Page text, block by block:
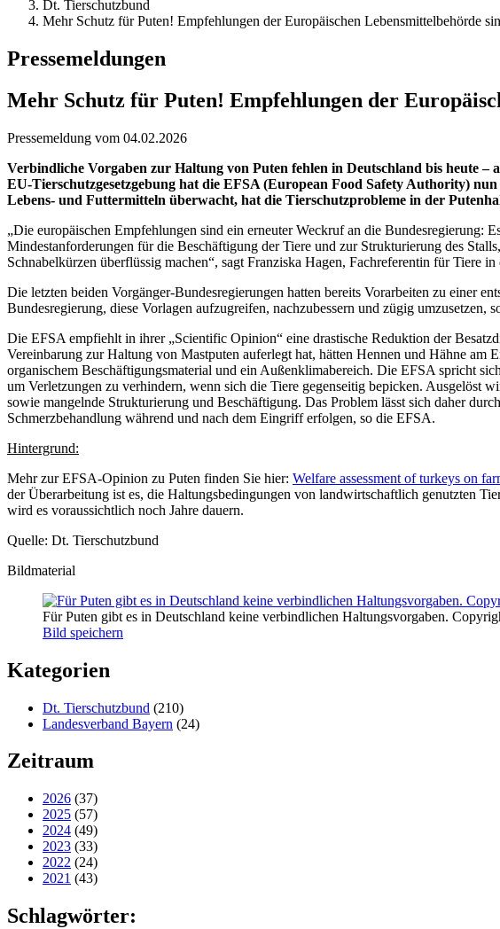
Dt. Tierschutzbund
Mehr Schutz für Puten! Empfehlungen der Europäischen Lebensmittelbehörde
Pressemeldungen
Mehr Schutz für Puten! Empfehlungen der
Pressemeldung vom 04.02.2026
Verbindliche Vorgaben zur Haltung von Puten fehlen in Deutschland bis heute
EU-Tierschutzgesetzgebung hat die EFSA (European Food Safety Authority)
Lebens- und Futtermitteln überwacht, hat die Tierschutzprobleme in der
„Die europäischen Empfehlungen sind ein erneuter Weckruf an die Bundesregierung:
Mindestanforderungen für die Beschäftigung der Tiere und zur Strukturierung des
Schnabelkürzen überflüssig machen“, sagt Franziska Hagen, Fachreferentin für Tiere
Die letzten beiden Vorgänger-Bundesregierungen hatten bereits Vorarbeiten zu einer
Bundesregierung, diese Vorlagen aufzugreifen, nachzubessern und zügig umzusetzen,
Die EFSA empfiehlt in ihrer „Scientific Opinion“ eine drastische Reduktion der
Vereinbarung zur Haltung von Mastputen auferlegt hat, hätten Hennen und Hähne
organischem Beschäftigungsmaterial und ein Außenklimabereich. Die EFSA spricht
um Verletzungen zu verhindern, wenn sich die Tiere gegenseitig bepicken. Ausgelöst
sowie mangelnde Strukturierung und Beschäftigung. Das Problem lässt sich daher
Schmerzbehandlung während und nach dem Eingriff erfolgen, so die EFSA.
Hintergrund:
Mehr zur EFSA-Opinion zu Puten finden Sie hier: Welfare assessment of turkeys on
der Überarbeitung ist es, die Haltungsbedingungen von landwirtschaftlich genutzten
wird es voraussichtlich noch Jahre dauern.
Quelle: Dt. Tierschutzbund
Bildmaterial
Für Puten gibt es in Deutschland keine verbindlichen Haltungsvorgaben.
Bild speichern
Kategorien
Dt. Tierschutzbund (210)
Landesverband Bayern (24)
Zeitraum
2026 (37)
2025 (57)
2024 (49)
2023 (33)
2022 (24)
2021 (43)
Schlagwörter: